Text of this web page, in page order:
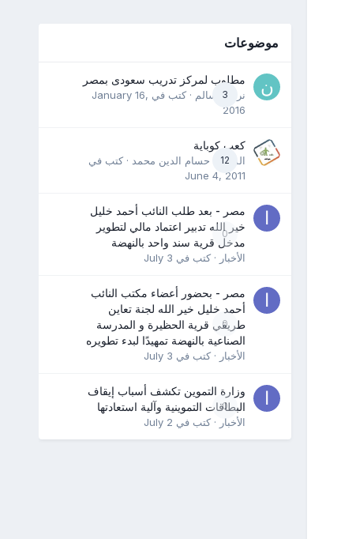
موضوعات
3
مطلوب لمركز تدريب سعودى بمصر
نرمين سالم · كتب في January 16,
2016
12
كعب كوباية
المدرب حسام الدين محمد · كتب في
June 4, 2011
0
مصر - بعد طلب النائب أحمد خليل
خير الله تدبير اعتماد مالي لتطوير
مدخل قرية سند واحد بالنهضة
الأخبار · كتب في July 3
0
مصر - بحضور أعضاء مكتب النائب
أحمد خليل خير الله لجنة تعاين
طريقي قرية الحظيرة و المدرسة
الصناعية بالنهضة تمهيدًا لبدء تطويره
الأخبار · كتب في July 3
0
وزارة التموين تكشف أسباب إيقاف
البطاقات التموينية وآلية استعادتها
الأخبار · كتب في July 2